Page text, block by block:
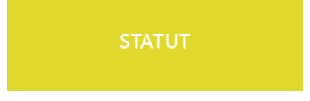
STATUT